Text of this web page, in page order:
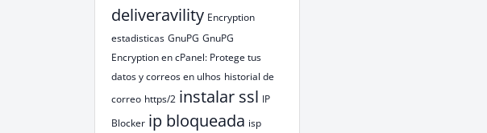
deliveravility Encryption
estadisticas GnuPG GnuPG
Encryption en cPanel: Protege tus
datos y correos en ulhos historial de
correo https/2 instalar ssl IP
Blocker ip bloqueada isp